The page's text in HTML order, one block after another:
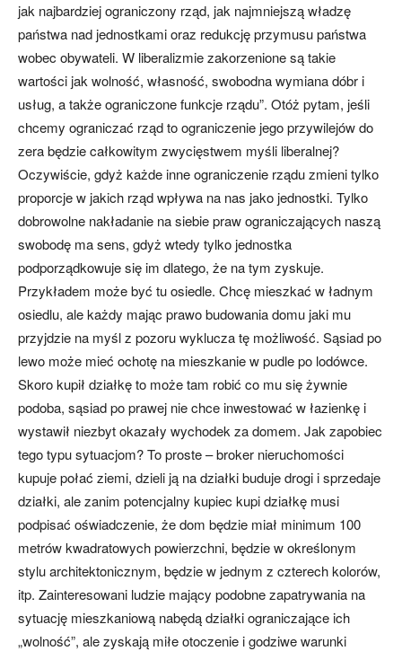
jak najbardziej ograniczony rząd, jak najmniejszą władzę
państwa nad jednostkami oraz redukcję przymusu państwa
wobec obywateli. W liberalizmie zakorzenione są takie
wartości jak wolność, własność, swobodna wymiana dóbr i
usług, a także ograniczone funkcje rządu”. Otóż pytam, jeśli
chcemy ograniczać rząd to ograniczenie jego przywilejów do
zera będzie całkowitym zwycięstwem myśli liberalnej?
Oczywiście, gdyż każde inne ograniczenie rządu zmieni tylko
proporcje w jakich rząd wpływa na nas jako jednostki. Tylko
dobrowolne nakładanie na siebie praw ograniczających naszą
swobodę ma sens, gdyż wtedy tylko jednostka
podporządkowuje się im dlatego, że na tym zyskuje.
Przykładem może być tu osiedle. Chcę mieszkać w ładnym
osiedlu, ale każdy mając prawo budowania domu jaki mu
przyjdzie na myśl z pozoru wyklucza tę możliwość. Sąsiad po
lewo może mieć ochotę na mieszkanie w pudle po lodówce.
Skoro kupił działkę to może tam robić co mu się żywnie
podoba, sąsiad po prawej nie chce inwestować w łazienkę i
wystawił niezbyt okazały wychodek za domem. Jak zapobiec
tego typu sytuacjom? To proste – broker nieruchomości
kupuje połać ziemi, dzieli ją na działki buduje drogi i sprzedaje
działki, ale zanim potencjalny kupiec kupi działkę musi
podpisać oświadczenie, że dom będzie miał minimum 100
metrów kwadratowych powierzchni, będzie w określonym
stylu architektonicznym, będzie w jednym z czterech kolorów,
itp. Zainteresowani ludzie mający podobne zapatrywania na
sytuację mieszkaniową nabędą działki ograniczające ich
„wolność”, ale zyskają miłe otoczenie i godziwe warunki